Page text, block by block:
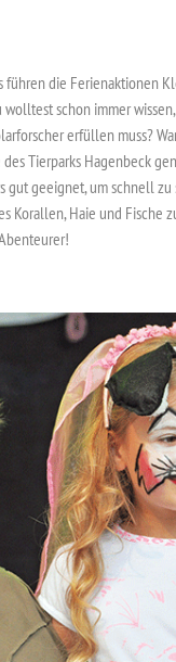
führen die Ferienaktionen
wolltest schon immer
erfüllen muss?
Tierparks Hagenbeck
gut geeignet, um schnell
Korallen, Haie und Fische